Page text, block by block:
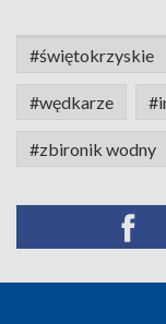
#świętokrzyskie
#wędkarze
#zbironik wodny